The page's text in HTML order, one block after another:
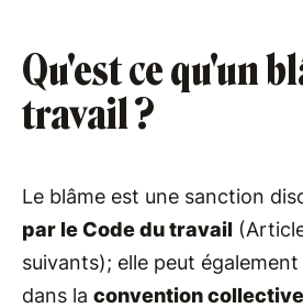
Qu'est ce qu'un
travail ?
Le blâme est une sanction
par le Code du travail
suivants); elle peut
dans la convention collective